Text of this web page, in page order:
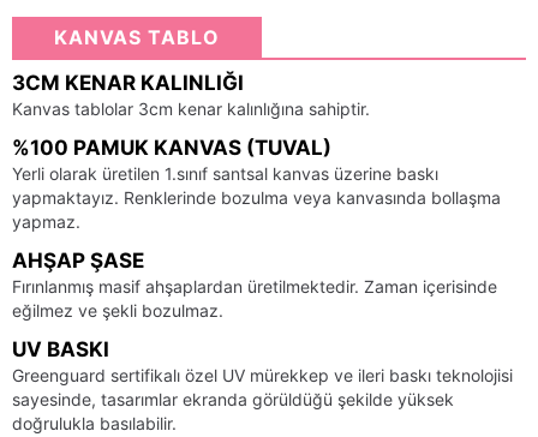
KANVAS TABLO
3CM KENAR KALINLIĞI
Kanvas tablolar 3cm kenar kalınlığına sahiptir.
%100 PAMUK KANVAS (TUVAL)
Yerli olarak üretilen 1.sınıf santsal kanvas üzerine baskı
yapmaktayız. Renklerinde bozulma veya kanvasında bollaşma
yapmaz.
AHŞAP ŞASE
Fırınlanmış masif ahşaplardan üretilmektedir. Zaman içerisinde
eğilmez ve şekli bozulmaz.
UV BASKI
Greenguard sertifikalı özel UV mürekkep ve ileri baskı teknolojisi
sayesinde, tasarımlar ekranda görüldüğü şekilde yüksek
doğrulukla basılabilir.